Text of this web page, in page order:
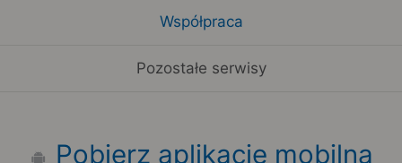
Współpraca
Pozostałe serwisy
Pobierz aplikację mobilną